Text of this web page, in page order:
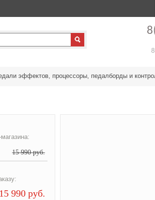
эффектов, процессоры, педалборды и
15 990 руб.
15 990 руб.